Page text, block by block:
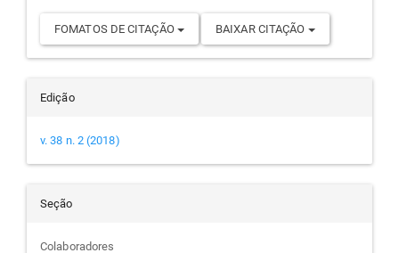
FOMATOS DE CITAÇÃO BAIXAR CITAÇÃO
Edição
v. 38 n. 2 (2018)
Seção
Colaboradores